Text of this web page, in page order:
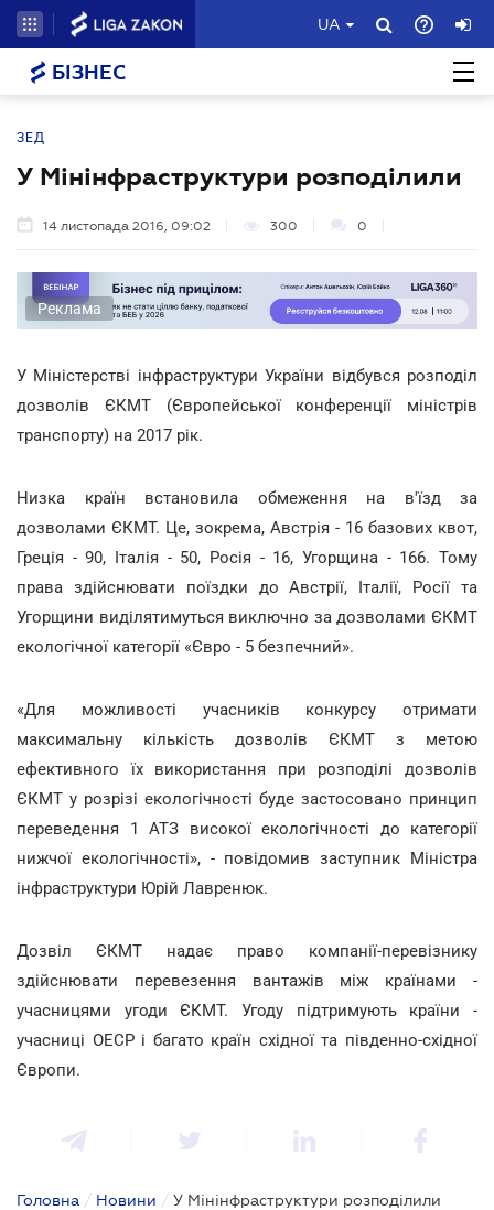
UA
БІЗНЕС
ЗЕД
У Мінінфраструктури розподілили
14 листопада 2016, 09:02 300 0
Реклама
У Міністерстві інфраструктури України відбувся розподіл
дозволів ЄКМТ (Європейської конференції міністрів
транспорту) на 2017 рік.
Низка країн встановила обмеження на в'їзд за
дозволами ЄКМТ. Це, зокрема, Австрія - 16 базових квот,
Греція - 90, Італія - 50, Росія - 16, Угорщина - 166. Тому
права здійснювати поїздки до Австрії, Італії, Росії та
Угорщини виділятимуться виключно за дозволами ЄКМТ
екологічної категорії «Євро - 5 безпечний».
«Для можливості учасників конкурсу отримати
максимальну кількість дозволів ЄКМТ з метою
ефективного їх використання при розподілі дозволів
ЄКМТ у розрізі екологічності буде застосовано принцип
переведення 1 АТЗ високої екологічності до категорії
нижчої екологічності», - повідомив заступник Міністра
інфраструктури Юрій Лавренюк.
Дозвіл ЄКМТ надає право компанії-перевізнику
здійснювати перевезення вантажів між країнами -
учасницями угоди ЄКМТ. Угоду підтримують країни -
учасниці ОЕСР і багато країн східної та південно-східної
Європи.
Головна / Новини / У Мінінфраструктури розподілили